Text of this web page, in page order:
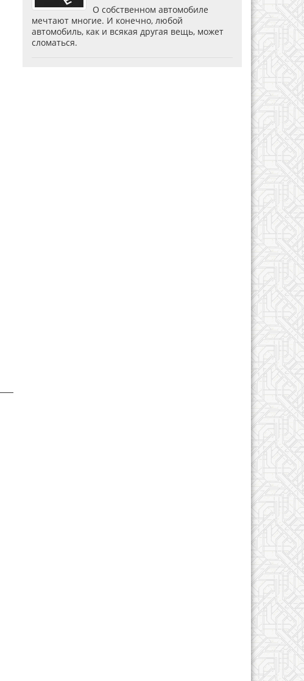
О собственном автомобиле
мечтают многие. И конечно, любой
автомобиль, как и всякая другая вещь, может
сломаться.